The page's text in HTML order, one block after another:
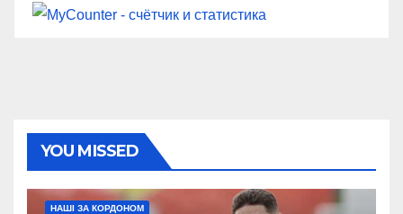
YOU MISSED
НАШІ ЗА КОРДОНОМ